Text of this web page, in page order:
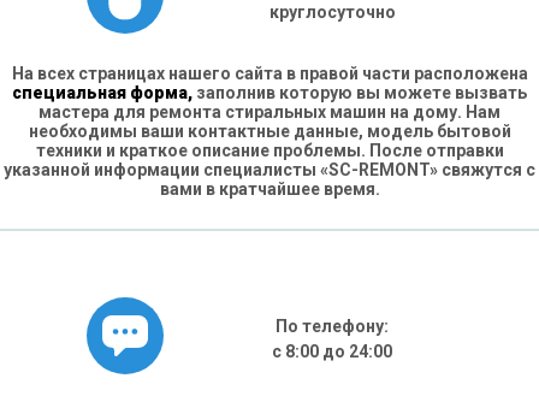
круглосуточно
На всех страницах нашего сайта в правой части расположена
специальная форма, заполнив которую вы можете вызвать
мастера для ремонта стиральных машин на дому. Нам
необходимы ваши контактные данные, модель бытовой
техники и краткое описание проблемы. После отправки
указанной информации специалисты «SC-REMONT» свяжутся с
вами в кратчайшее время.
По телефону:
с 8:00 до 24:00